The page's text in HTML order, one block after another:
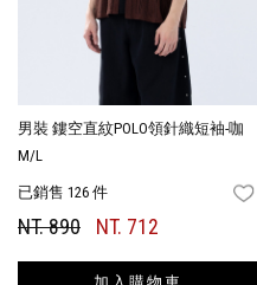
男裝 鏤空直紋POLO領針織短袖-咖
M/L
已銷售 126 件
NT. 890 NT. 712